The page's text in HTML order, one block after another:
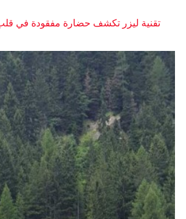
تقنية ليزر تكشف حضارة مفقودة في قلب